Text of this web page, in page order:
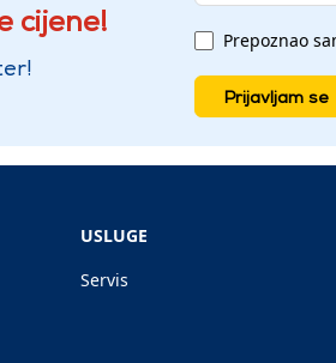
cijene!
Prepoznao
Prijavljam se
USLUGE
Servis